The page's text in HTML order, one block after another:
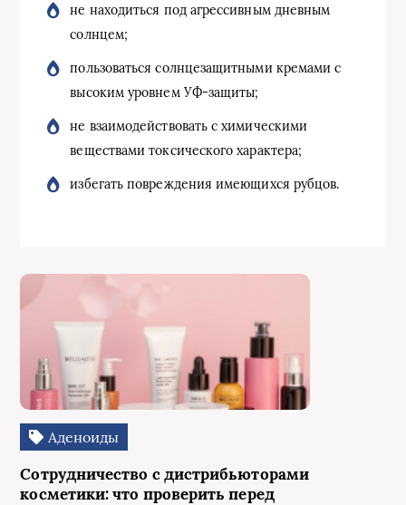
не находиться под агрессивным дневным
солнцем;
пользоваться солнцезащитными кремами с
высоким уровнем УФ-защиты;
не взаимодействовать с химическими
веществами токсического характера;
избегать повреждения имеющихся рубцов.
Аденоиды
Сотрудничество с дистрибьюторами
косметики: что проверить перед